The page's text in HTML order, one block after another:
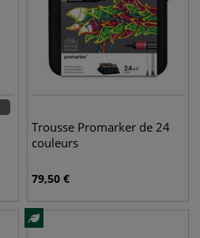
Trousse Promarker de 24
couleurs
79,50 €